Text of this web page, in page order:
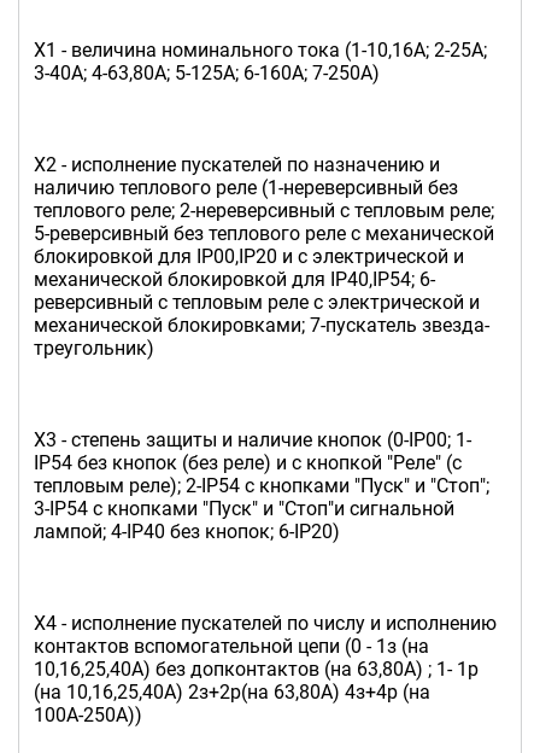
Х1 - величина номинального тока (1-10,16А; 2-25А;
3-40А; 4-63,80А; 5-125А; 6-160А; 7-250А)
Х2 - исполнение пускателей по назначению и
наличию теплового реле (1-нереверсивный без
теплового реле; 2-нереверсивный с тепловым реле;
5-реверсивный без теплового реле с механической
блокировкой для IP00,IP20 и с электрической и
механической блокировкой для IP40,IP54; 6-
реверсивный с тепловым реле с электрической и
механической блокировками; 7-пускатель звезда-
треугольник)
Х3 - степень защиты и наличие кнопок (0-IP00; 1-
IP54 без кнопок (без реле) и с кнопкой "Реле" (с
тепловым реле); 2-IP54 с кнопками "Пуск" и "Стоп";
3-IP54 c кнопками "Пуск" и "Стоп"и сигнальной
лампой; 4-IP40 без кнопок; 6-IP20)
Х4 - исполнение пускателей по числу и исполнению
контактов вспомогательной цепи (0 - 1з (на
10,16,25,40А) без допконтактов (на 63,80А) ; 1- 1р
(на 10,16,25,40А) 2з+2р(на 63,80А) 4з+4р (на
100А-250А))